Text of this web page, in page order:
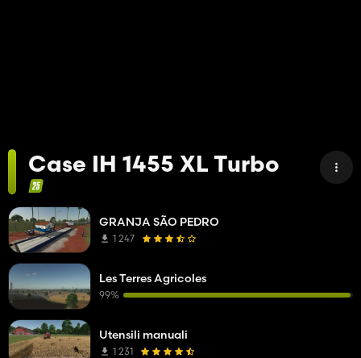
Case IH 1455 XL Turbo
GRANJA SÃO PEDRO
1 247
Les Terres Agricoles
99%
Utensili manuali
1 231